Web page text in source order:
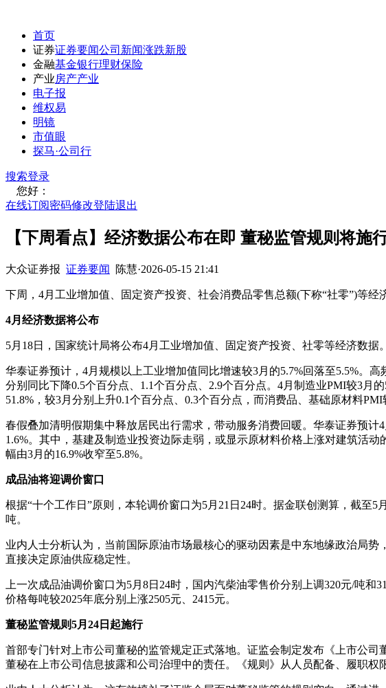
首页
证券证券要闻公司新闻涨跌新股
金融基金银行理财保险
产业房产产业
电子报
维权易
明镜
市值眼
探马·公司行
搜索登录
您好：
在线订阅密码修改登陆退出
【下周看点】经济数据公布在即 董秘监管规则将施
大众证券报 证券要闻 陈慧·2026-05-15 21:41
下周，4月工业增加值、固定资产投资、社会消费品零售总额(下称“社零”)等
4月经济数据将公布
5月18日，国家统计局将公布4月工业增加值、固定资产投资、社零等经济数据。
华泰证券预计，4月规模以上工业增加值同比增速较3月的5.7%回落至5.5%
分别同比下降0.5个百分点、1.1个百分点、2.9个百分点。4月制造业PMI较3月
51.8%，较3月分别上升0.1个百分点、0.3个百分点，而消费品、基础原材料
春假叠加清明假期集中释放居民出行需求，带动服务消费回暖。华泰证券预
1.6%。其中，基建及制造业投资边际走弱，或显示原材料价格上涨对建筑活
幅由3月的16.9%收窄至5.8%。
成品油将迎调价窗口
根据“十个工作日”原则，本轮调价窗口为5月21日24时。据金联创测算，截至
吨。
业内人士分析认为，当前国际原油市场最核心的驱动因素是中东地缘政治局
直接决定原油供应稳定性。
上一次成品油调价窗口为5月8日24时，国内汽柴油零售价分别上调320元/吨
价格每吨较2025年底分别上涨2505元、2415元。
董秘监管规则5月24日起施行
首部专门针对上市公司董秘的监管规定正式落地。证监会制定发布《上市公
董秘在上市公司信息披露和公司治理中的责任。《规则》从人员配备、履职